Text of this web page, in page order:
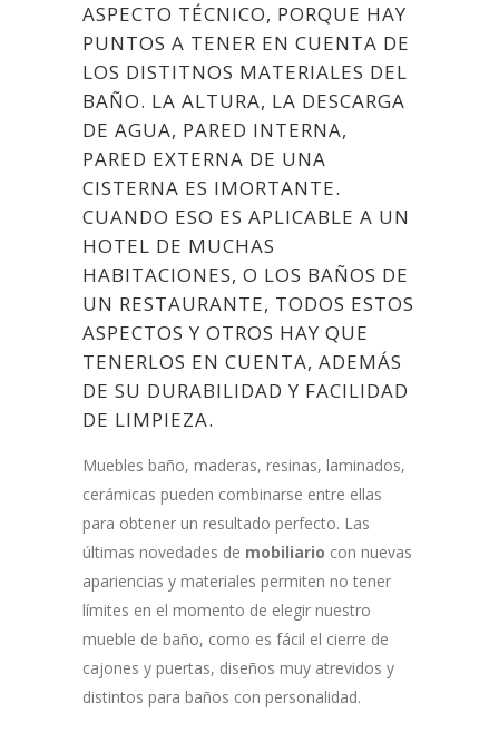
ASPECTO TÉCNICO, PORQUE HAY
PUNTOS A TENER EN CUENTA DE
LOS DISTITNOS MATERIALES DEL
BAÑO. LA ALTURA, LA DESCARGA
DE AGUA, PARED INTERNA,
PARED EXTERNA DE UNA
CISTERNA ES IMORTANTE.
CUANDO ESO ES APLICABLE A UN
HOTEL DE MUCHAS
HABITACIONES, O LOS BAÑOS DE
UN RESTAURANTE, TODOS ESTOS
ASPECTOS Y OTROS HAY QUE
TENERLOS EN CUENTA, ADEMÁS
DE SU DURABILIDAD Y FACILIDAD
DE LIMPIEZA.
Muebles baño, maderas, resinas, laminados,
cerámicas pueden combinarse entre ellas
para obtener un resultado perfecto. Las
últimas novedades de mobiliario con nuevas
apariencias y materiales permiten no tener
límites en el momento de elegir nuestro
mueble de baño, como es fácil el cierre de
cajones y puertas, diseños muy atrevidos y
distintos para baños con personalidad.